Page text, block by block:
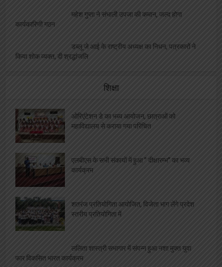
महेश गुप्ता ने संभाली उपजा की कमान, जल्द होगा
कार्यकारिणी गठन
डब्लू जे आई के राष्ट्रीय अध्यक्ष का निधन, पत्रकारों ने
किया शोक व्यक्त, दी श्रद्धांजलि
शिक्षा
ओरिएंटेशन डे का भब्य आयोजन, छात्राओं को
महाविद्यालय से कराया गया परिचित
एलबीएस के सभी संकायों में हुआ ” दीक्षारम्भ” का भव्य
कार्यक्रम
शतरंज प्रतियोगिता आयोजित, विजेता भाग लेंगे प्रदेश
स्तरीय प्रतियोगिता में
ललिता शास्त्री सभागार में संपन्न हुआ नशा मुक्त युवा
फार विकसित भारत कार्यक्रम